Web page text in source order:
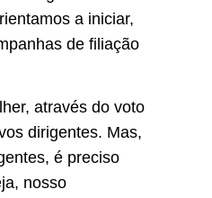
a iniciar,
de filiação
através do voto
dirigentes. Mas,
é preciso
, nosso